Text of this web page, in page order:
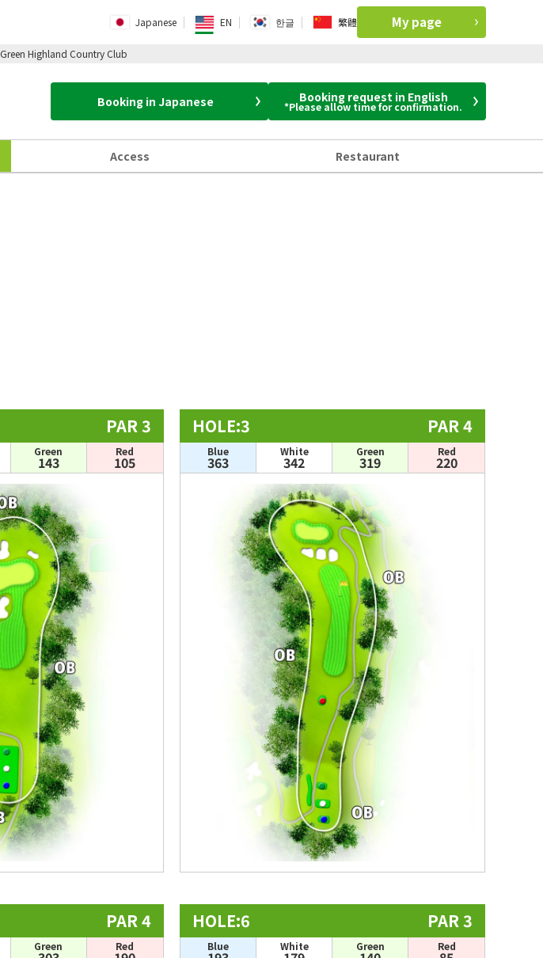
Japanese EN 한글 繁體 My page
Green Highland Country Club
Booking in Japanese Booking request in English
*Please allow time for confirmation.
Access Restaurant
PAR 3
Green
143
Red
105
HOLE:3 PAR 4
Blue
363
White
342
Green
319
Red
220
PAR 4
Green Red
HOLE:6 PAR 3
Blue White Green Red